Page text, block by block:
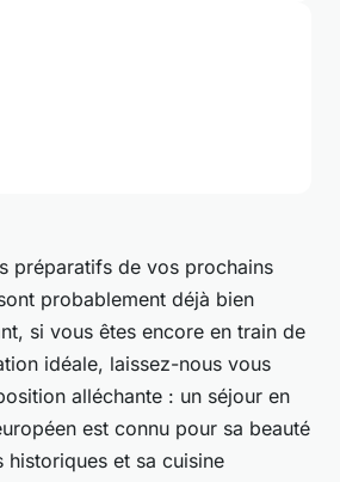
préparatifs de vos prochains
probablement déjà bien
si vous êtes encore en train de
idéale, laissez-nous vous
alléchante : un séjour en
est connu pour sa beauté
historiques et sa cuisine